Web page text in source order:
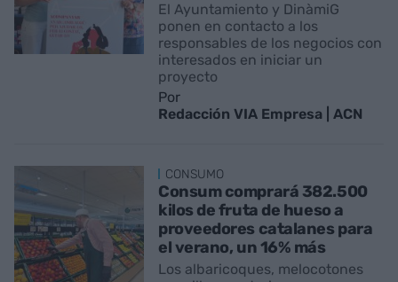
El Ayuntamiento y DinàmiG
ponen en contacto a los
responsables de los negocios con
interesados en iniciar un
proyecto
Por
Redacción VIA Empresa | ACN
CONSUMO
Consum comprará 382.500
kilos de fruta de hueso a
proveedores catalanes para
el verano, un 16% más
Los albaricoques, melocotones